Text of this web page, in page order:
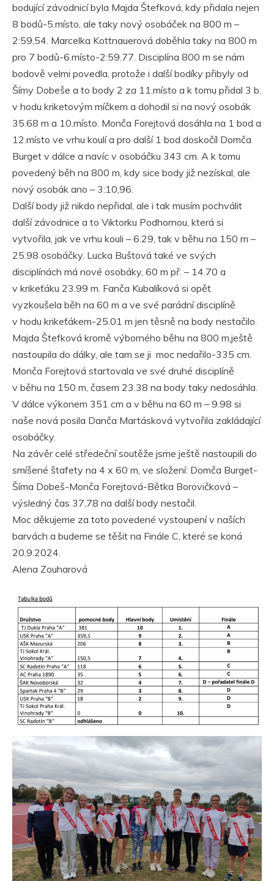
bodující závodnicí byla Majda Štefková, kdy přidala nejen
8 bodů-5.místo, ale taky nový osobáček na 800 m –
2:59,54. Marcelka Kottnauerová doběhla taky na 800 m
pro 7 bodů-6.místo-2:59.77. Disciplína 800 m se nám
bodově velmi povedla, protože i další bodíky přibyly od
Šímy Dobeše a to body 2 za 11.místo a k tomu přidal 3 b.
v hodu kriketovým míčkem a dohodil si na nový osobák
35.68 m a 10.místo. Monča Forejtová dosáhla na 1 bod a
12.místo ve vrhu koulí a pro další 1 bod doskočíl Domča
Burget v dálce a navíc v osobáčku 343 cm. A k tomu
povedený běh na 800 m, kdy sice body již nezískal, ale
nový osobák ano – 3:10,96.
Další body již nikdo nepřidal, ale i tak musím pochválit
další závodnice a to Viktorku Podhornou, která si
vytvořila, jak ve vrhu kouli – 6.29, tak v běhu na 150 m –
25.98 osobáčky. Lucka Buštová také ve svých
disciplínách má nové osobáky, 60 m př. – 14.70 a
v krikeťáku 23.99 m. Fanča Kubalíková si opět
vyzkoušela běh na 60 m a ve své parádní disciplíně
v hodu krikeťákem-25.01 m jen těsně na body nestačilo.
Majda Štefková kromě výborného běhu na 800 m,ještě
nastoupila do dálky, ale tam se ji moc nedařilo-335 cm.
Monča Forejtová startovala ve své druhé disciplíně
v běhu na 150 m, časem 23.38 na body taky nedosáhla.
V dálce výkonem 351 cm a v běhu na 60 m – 9.98 si
naše nová posila Danča Martásková vytvořila zakládající
osobáčky.
Na závěr celé středeční soutěže jsme ještě nastoupili do
smíšené štafety na 4 x 60 m, ve složení: Domča Burget-
Šíma Dobeš-Monča Forejtová-Bětka Borovičková –
výsledný čas 37,78 na další body nestačil.
Moc děkujeme za toto povedené vystoupení v naších
barvách a budeme se těšit na Finále C, které se koná
20.9.2024.
Alena Zouharová